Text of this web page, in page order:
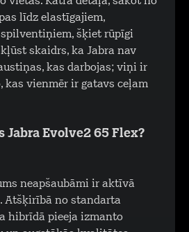
līdz elastīgajiem,
šķiet rūpīgi
skaidrs, ka Jabra nav
kas darbojas; viņi ir
kas vienmēr ir gatavs ceļam
Jabra Evolve2 65 Flex?
neapšaubāmi ir aktīvā
Atšķirībā no standarta
hibrīdā pieeja izmanto